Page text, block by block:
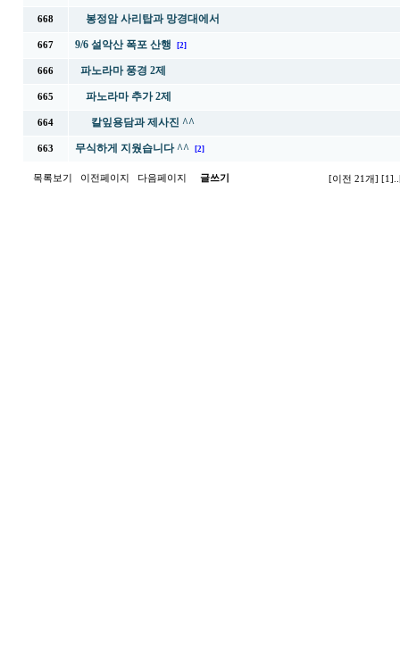
668 봉정암 사리탑과 망경대에서
667 9/6 설악산 폭포 산행 [2]
666 파노라마 풍경 2제
665 파노라마 추가 2제
664 칼잎용담과 제사진 ^^
663 무식하게 지웠습니다 ^^ [2]
목록보기 이전페이지 다음페이지 글쓰기 [이전 21개] [1]